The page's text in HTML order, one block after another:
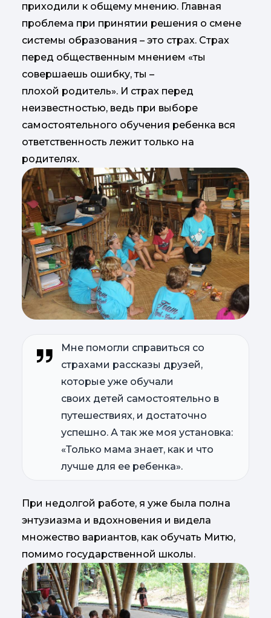
приходили к общему мнению. Главная
проблема при принятии решения о смене
системы образования – это страх. Страх
перед общественным мнением «ты
совершаешь ошибку, ты –
плохой родитель». И страх перед
неизвестностью, ведь при выборе
самостоятельного обучения ребенка вся
ответственность лежит только на
родителях.
Мне помогли справиться со
страхами рассказы друзей,
которые уже обучали
своих детей самостоятельно в
путешествиях, и достаточно
успешно. А так же моя установка:
«Только мама знает, как и что
лучше для ее ребенка».
При недолгой работе, я уже была полна
энтузиазма и вдохновения и видела
множество вариантов, как обучать Митю,
помимо государственной школы.